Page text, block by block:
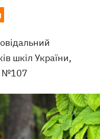
шкіл України,
№107